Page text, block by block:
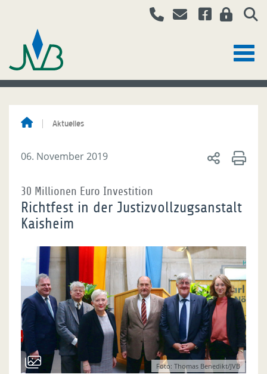
Aktuelles
06. November 2019
30 Millionen Euro Investition
Richtfest in der Justizvollzugsanstalt
Kaisheim
Foto: Thomas Benedikt/JVB